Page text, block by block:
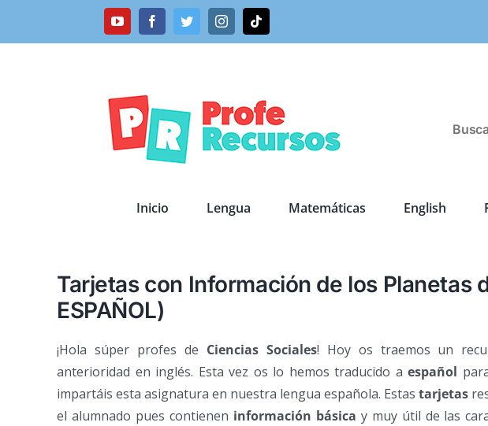
YouTubeFacebookTwitterInstagramTiktok
Inicio Lengua Matemáticas English
Tarjetas con Información de los Planetas
ESPAÑOL)
¡Hola súper profes de Ciencias Sociales! Hoy os traemos un
anterioridad en inglés. Esta vez os lo hemos traducido aespañol
impartáis esta asignatura en nuestra lengua española. Estas tarjetas
el alumnado pues contienen información básica y muy útil de las